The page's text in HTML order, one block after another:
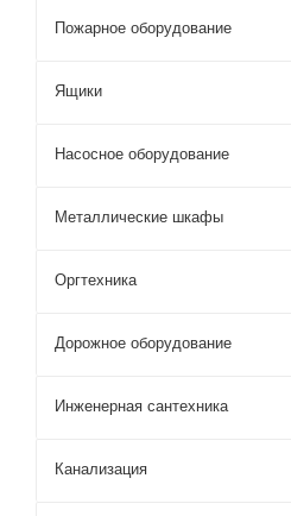
Пожарное оборудование
Ящики
Насосное оборудование
Металлические шкафы
Оргтехника
Дорожное оборудование
Инженерная сантехника
Канализация